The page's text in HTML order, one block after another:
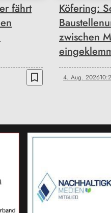
fährt
bookmark_border
Köfering:
zwischen
4. Aug. 2026